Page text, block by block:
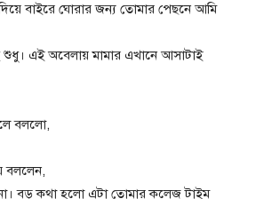
বাইরে ঘোরার জন্য তোমার পেছনে আমি
শুধু। এই অবেলায় মামার এখানে আসাটাই
বললো,
বললেন,
বড় কথা হলো এটা তোমার কলেজ টাইম